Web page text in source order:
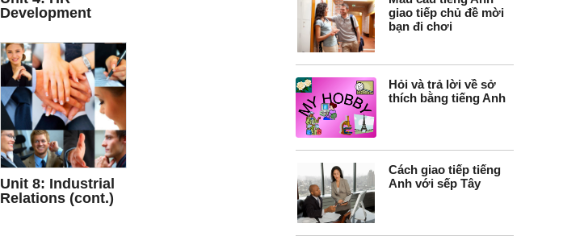
Development
Unit 8: Industrial
Relations (cont.)
giao tiếp chủ đề mời
bạn đi chơi
Hỏi và trả lời về sở
thích bằng tiếng Anh
Cách giao tiếp tiếng
Anh với sếp Tây